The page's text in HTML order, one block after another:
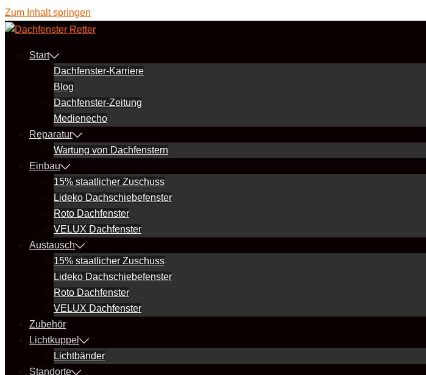
Zum Inhalt springen
Start
Dachfenster-Karriere
Blog
Dachfenster-Zeitung
Medienecho
Reparatur
Wartung von Dachfenstern
Einbau
15% staatlicher Zuschuss
Lideko Dachschiebefenster
Roto Dachfenster
VELUX Dachfenster
Austausch
15% staatlicher Zuschuss
Lideko Dachschiebefenster
Roto Dachfenster
VELUX Dachfenster
Zubehör
Lichtkuppel
Lichtbänder
Standorte